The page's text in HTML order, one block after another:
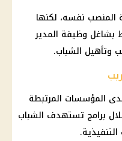
المنصب نفسه، لكنها
بشاغل وظيفة المدير
وتأهيل الشباب.
المؤسسات المرتبطة
برامج تستهدف الشباب
التنفيذية.